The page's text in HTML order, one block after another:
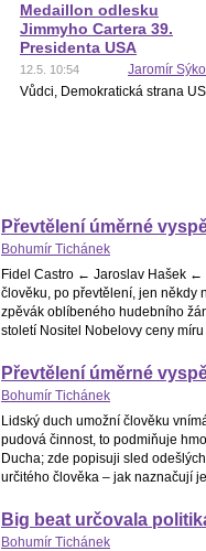
Medaillon odlesku
Jimmyho Cartera 39.
Presidenta USA
12.5. 10:54
Jaromír
Vůdci, Demokratická strana
Převtělení úměrné
Bohumír Tichánek
Fidel Castro ← Jaroslav Hašek
člověku, po převtělení, jen někdy
zpěvák oblíbeného hudebního
století Nositel Nobelovy ceny
Převtělení úměrné
Bohumír Tichánek
Lidský duch umožní člověku
pudová činnost, to podmiňuje
Ducha; zde popisuji sled
určitého člověka – jak naznačují
Big beat určovala
Bohumír Tichánek